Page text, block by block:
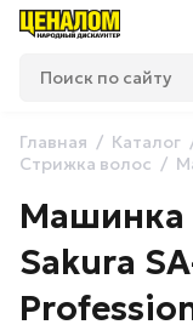
Главная Каталог
Стрижка волос
Машинка
Sakura